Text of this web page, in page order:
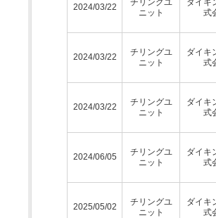
2024/03/22
ニット
式
2024/03/22
チリングユ
ニット
ダイキ
式
2024/03/22
チリングユ
ニット
ダイキ
式
2024/06/05
チリングユ
ニット
ダイキ
式
2025/05/02
チリングユ
ニット
ダイキ
式